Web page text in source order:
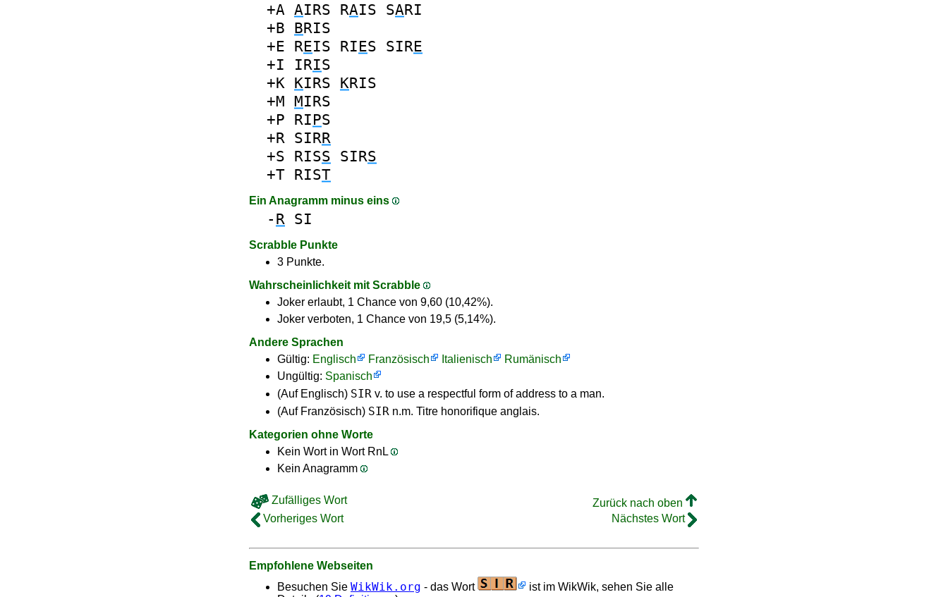
+A AIRS RAIS SARI
+B BRIS
+E REIS RIES SIRE
+I IRIS
+K KIRS KRIS
+M MIRS
+P RIPS
+R SIRR
+S RISS SIRS
+T RIST
Ein Anagramm minus eins
- R SI
Scrabble Punkte
3 Punkte.
Wahrscheinlichkeit mit Scrabble
Joker erlaubt, 1 Chance von 9,60 (10,42%).
Joker verboten, 1 Chance von 19,5 (5,14%).
Andere Sprachen
Gültig: Englisch Französisch Italienisch
Rumänisch
Ungültig: Spanisch
(Auf Englisch) SIR v. to use a respectful form of address to a man.
(Auf Französisch) SIR n.m. Titre honorifique anglais.
Kategorien ohne Worte
Kein Wort in Wort RnL
Kein Anagramm
Zufälliges Wort
Zurück nach oben
Vorheriges Wort
Nächstes Wort
Empfohlene Webseiten
Besuchen Sie WikWik.org - das Wort
ist im WikWik, sehen Sie alle